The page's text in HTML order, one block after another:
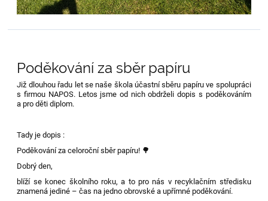
Poděkování za sběr papíru
Již dlouhou řadu let se naše škola účastní sběru papíru ve spolupráci
s firmou NAPOS. Letos jsme od nich obdrželi dopis s poděkováním
a pro děti diplom.
Tady je dopis :
Poděkování za celoroční sběr papíru! 🌳
Dobrý den,
blíží se konec školního roku, a to pro nás v recyklačním středisku
znamená jediné – čas na jedno obrovské a upřímné poděkování.